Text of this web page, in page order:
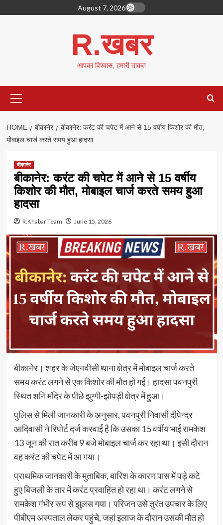
to
August 7, 2026
R.खबर
आपका विश्वास, हमारी ताकत
Menu
HOME बीकानेर
बीकानेर: करंट की चपेट में आने से 15 वर्षीय किशोर की मौत,
मोबाइल चार्ज करते समय हुआ हादसा
बीकानेर
बीकानेर: करंट की चपेट में आने से 15 वर्षीय
किशोर की मौत, मोबाइल चार्ज करते समय हुआ
हादसा
R.Khabar Team June 15, 2026
बीकानेर। शहर के जेएनवीसी थाना क्षेत्र में मोबाइल चार्ज करते
समय करंट लगने से एक किशोर की मौत हो गई। हादसा पवनपुरी
स्थित शनि मंदिर के पीछे झुग्गी-झोपड़ी क्षेत्र में हुआ।
पुलिस से मिली जानकारी के अनुसार, पवनपुरी निवासी दीपेन्द्र
आदिवासी ने रिपोर्ट दर्ज करवाई है कि उसका 15 वर्षीय भाई रामकेश
13 जून की रात करीब 9 बजे मोबाइल चार्ज कर रहा था। इसी दौरान
वह करंट की चपेट में आ गया।
प्राथमिक जानकारी के मुताबिक, बारिश के कारण पास में पड़े कटे
हुए बिजली के तार में करंट प्रवाहित हो रहा था। करंट लगने से
रामकेश गंभीर रूप से झुलस गया। परिजन उसे तुरंत उपचार के लिए
पीबीएम अस्पताल लेकर पहुंचे, जहां इलाज के दौरान उसकी मौत हो